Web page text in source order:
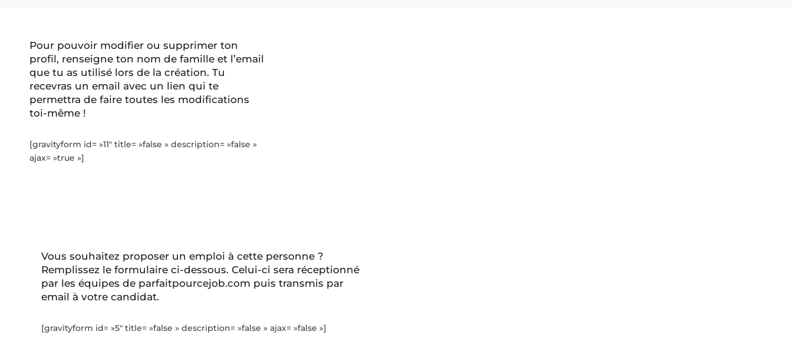
Pour pouvoir modifier ou supprimer ton
profil, renseigne ton nom de famille et l’email
que tu as utilisé lors de la création. Tu
recevras un email avec un lien qui te
permettra de faire toutes les modifications
toi-même !
[gravityform id= »11″ title= »false » description= »false »
ajax= »true »]
Vous souhaitez proposer un emploi à cette personne ?
Remplissez le formulaire ci-dessous. Celui-ci sera réceptionné
par les équipes de parfaitpourcejob.com puis transmis par
email à votre candidat.
[gravityform id= »5″ title= »false » description= »false » ajax= »false »]